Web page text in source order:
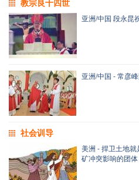
教宗良十四世
亚洲/中国 段永昆
亚洲/中国 - 常彦
社会训导
美洲 - 捍卫土地
矿冲突影响的团体